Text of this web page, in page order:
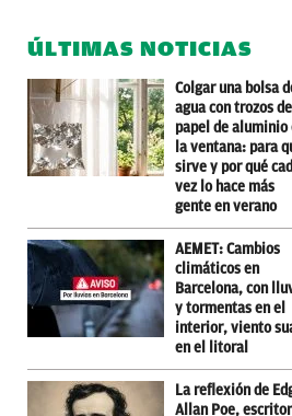
ÚLTIMAS NOTICIAS
Colgar una bolsa
agua con trozos de
papel de aluminio
la ventana: para
sirve y por qué
vez lo hace más
gente en verano
AEMET: Cambios
climáticos en
Barcelona, con
y tormentas en el
interior, viento
en el litoral
La reflexión de
Allan Poe, escritor